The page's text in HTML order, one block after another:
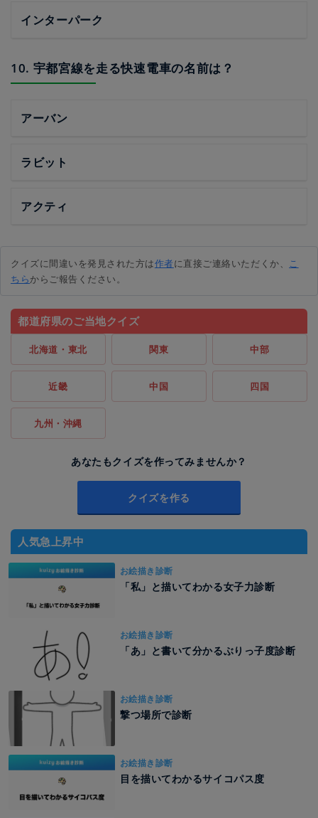
インターパーク
10. 宇都宮線を走る快速電車の名前は？
アーバン
ラビット
アクティ
クイズに間違いを発見された方は作者に直接ご連絡いただくか、 こ
ちらからご報告ください。
都道府県のご当地クイズ
北海道・東北 関東 中部
近畿 中国 四国
九州・沖縄
あなたもクイズを作ってみませんか？
クイズを作る
人気急上昇中
お絵描き診断
「私」と描いてわかる女子力診断
お絵描き診断
「あ」と書いて分かるぶりっ子度診断
お絵描き診断
撃つ場所で診断
お絵描き診断
目を描いてわかるサイコパス度